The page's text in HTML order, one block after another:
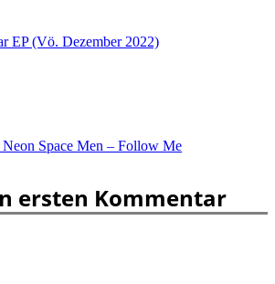
EP (Vö. Dezember 2022)
Space Men – Follow Me
ersten Kommentar